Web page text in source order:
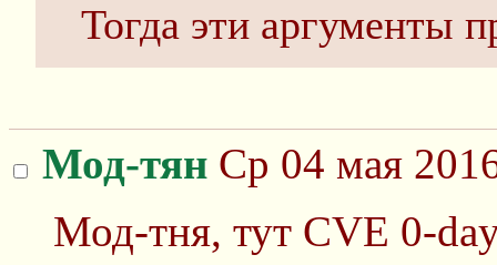
Тогда эти аргументы
Мод-тян Ср 04 мая
Мод-тня, тут CVE 0-